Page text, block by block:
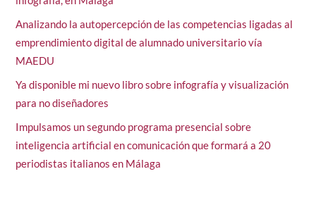
Analizando la autopercepción de las competencias ligadas al
emprendimiento digital de alumnado universitario vía
MAEDU
Ya disponible mi nuevo libro sobre infografía y visualización
para no diseñadores
Impulsamos un segundo programa presencial sobre
inteligencia artificial en comunicación que formará a 20
periodistas italianos en Málaga